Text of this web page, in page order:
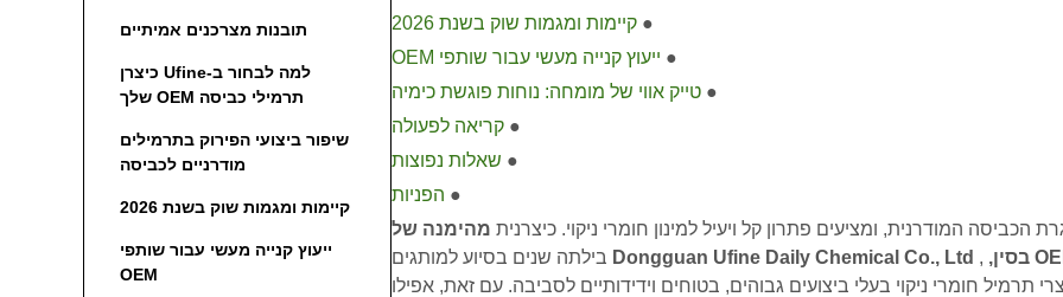
● קיימות ומגמות שוק בשנת 2026
● ייעוץ קנייה מעשי עבור שותפי OEM
● טייק אווי של מומחה: נוחות פוגשת כימיה
● קריאה לפעולה
● שאלות נפוצות
● הפניות
הכביסה המודרנית, ומציעים פתרון קל ויעיל למינון חומרי ניקוי. כיצרנית מהימנה של
,
Dongguan Ufine Daily Chemical Co., Ltd בילתה שנים בסיוע למותגים
תרמיל חומרי ניקוי בעלי ביצועים גבוהים, בטוחים וידידותיים לסביבה. עם זאת, אפילו
תובנות מצרכנים אמיתיים
למה לבחור ב-Ufine כיצרן
תרמילי כביסה OEM שלך
שיפור ביצועי הפירוק בתרמילים
מודרניים לכביסה
קיימות ומגמות שוק בשנת 2026
ייעוץ קנייה מעשי עבור שותפי
OEM